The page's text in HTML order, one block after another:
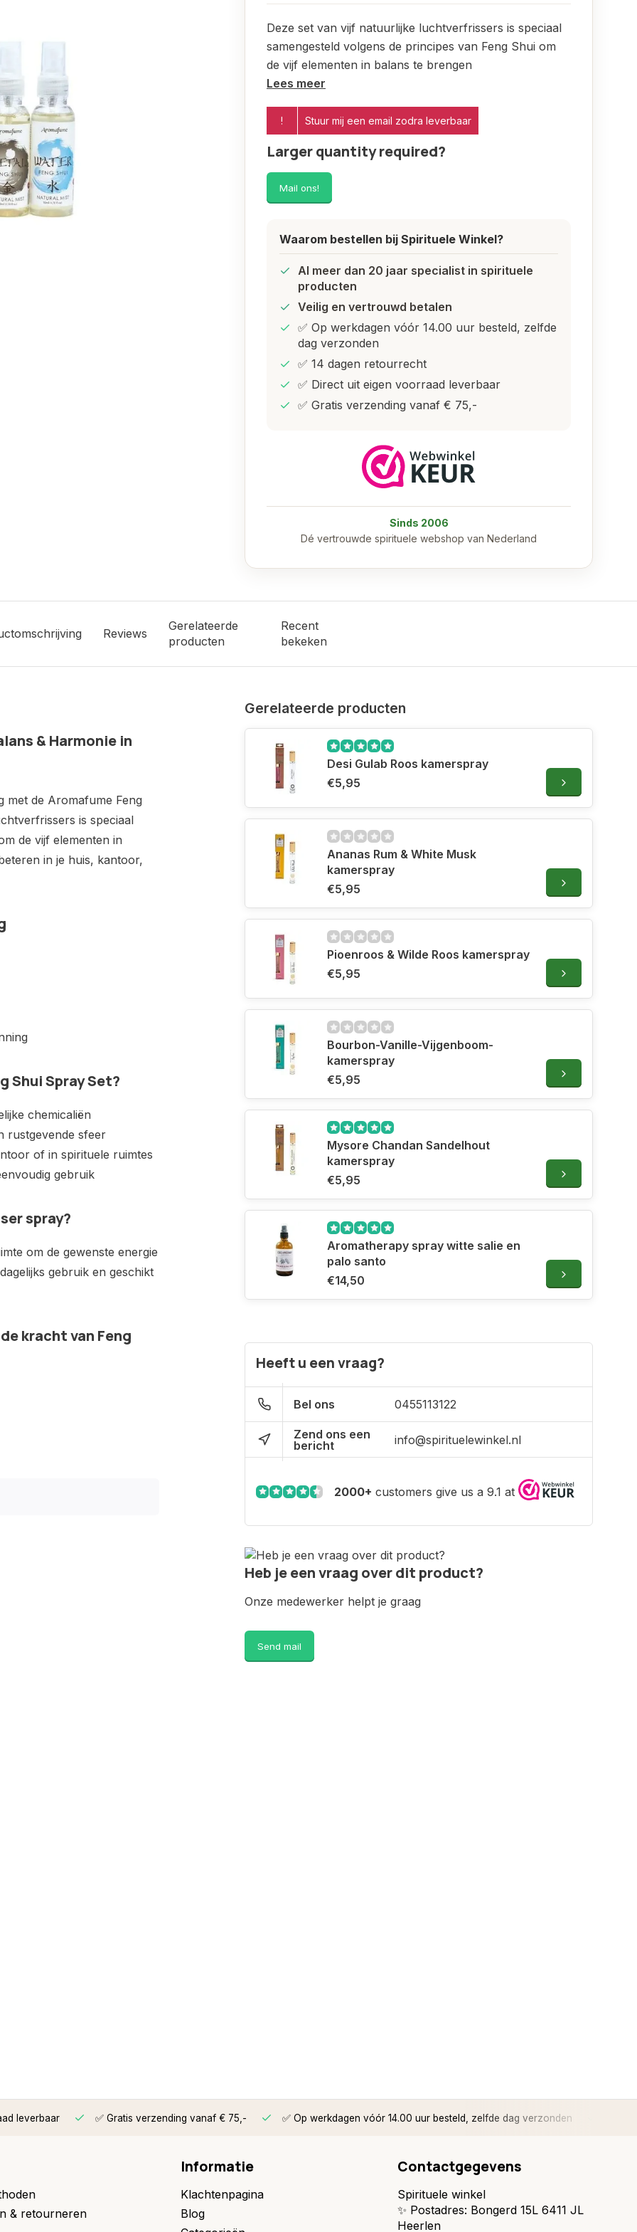
Deze set van vijf natuurlijke luchtverfrissers is speciaal
samengesteld volgens de principes van Feng Shui om
de vijf elementen in balans te brengen
Lees meer
! Stuur mij een email zodra leverbaar
Larger quantity required?
Mail ons!
Waarom bestellen bij Spirituele Winkel?
Al meer dan 20 jaar specialist in spirituele
producten
Veilig en vertrouwd betalen
✅ Op werkdagen vóór 14.00 uur besteld, zelfde
dag verzonden
✅ 14 dagen retourrecht
✅ Direct uit eigen voorraad leverbaar
✅ Gratis verzending vanaf € 75,-
Sinds 2006
Dé vertrouwde spirituele webshop van Nederland
Reviews
Gerelateerde
producten
Recent
bekeken
& Harmonie in
met de Aromafume Feng
is speciaal
de vijf elementen in
in je huis, kantoor,
Shui Spray Set?
chemicaliën
rustgevende sfeer
of in spirituele ruimtes
gebruik
spray?
om de gewenste energie
gebruik en geschikt
kracht van Feng
Gerelateerde producten
Desi Gulab Roos kamerspray
€5,95
Ananas Rum & White Musk
kamerspray
€5,95
Pioenroos & Wilde Roos kamerspray
€5,95
Bourbon-Vanille-Vijgenboom-
kamerspray
€5,95
Mysore Chandan Sandelhout
kamerspray
€5,95
Aromatherapy spray witte salie en
palo santo
€14,50
Heeft u een vraag?
Bel ons 0455113122
Zend ons een
bericht
info@spirituelewinkel.nl
2000+ customers give us a 9.1 at
Heb je een vraag over dit product?
Onze medewerker helpt je graag
Send mail
leverbaar ✅ Gratis verzending vanaf € 75,- ✅ Op werkdagen vóór 14.00 uur besteld, zelfde dag verzonden
& retourneren
Informatie
Klachtenpagina
Blog
Contactgegevens
Spirituele winkel
✨ Postadres: Bongerd 15L 6411 JL
Heerlen